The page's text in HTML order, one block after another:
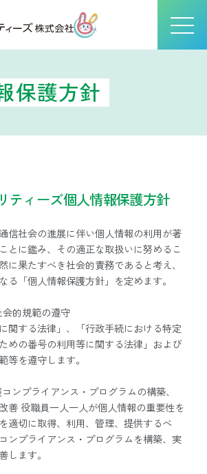
保護方針
ティーズ個人情報保護方針
信社会の進展に伴い個人情報の利用が著
とに鑑み、その適正な取扱いに努めるこ
に果たすべき社会的責務であると考え、
る「個人情報保護方針」を定めます。
会的規範の遵守
関する法律」、「行政手続における特定
めの番号の利用等に関する法律」および
等を遵守します。
コンプライアンス・プログラムの構築、
善 役職員一人一人が個人情報の重要性を
適切に取得、利用、管理、提供するべ
ンプライアンス・プログラムを構築、実
します。